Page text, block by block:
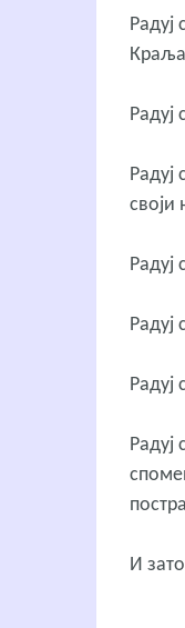
Радуј
Радуј
Радуј
своји
Радуј
Радуј
Радуј
Радуј
И